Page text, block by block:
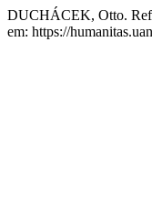
DUCHÁCEK, Otto.
em: https://